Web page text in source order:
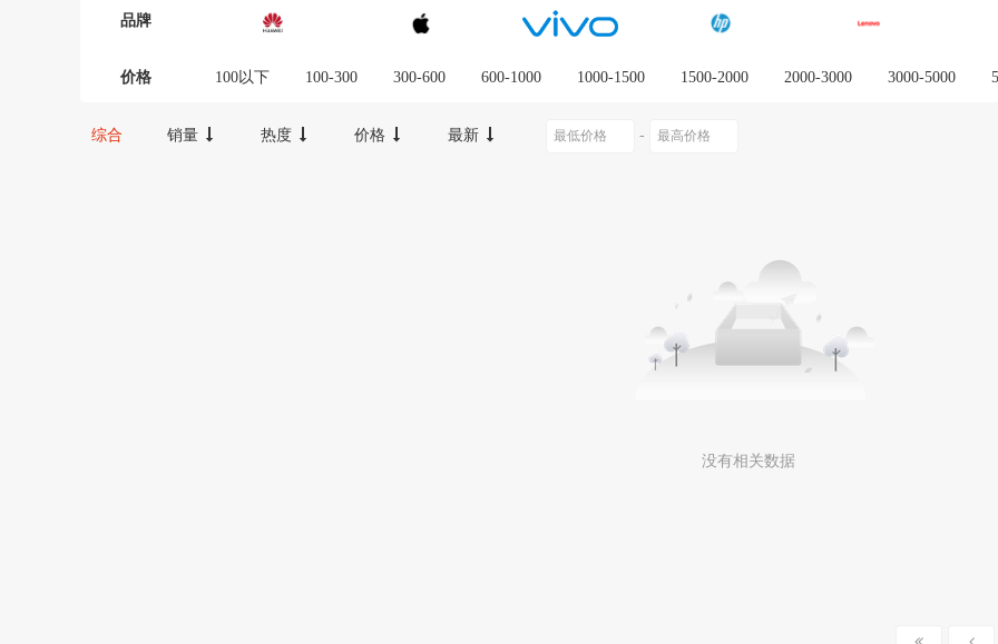
品牌
价格 100以下 100-300 300-600 600-1000 1000-1500 1500-2000 2000-3000 3000-5000
综合 销量 热度 价格 最新 -
没有相关数据